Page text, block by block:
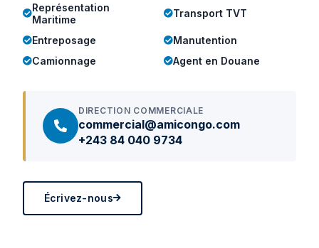
Représentation
Maritime
Transport TVT
Entreposage
Manutention
Camionnage
Agent en Douane
DIRECTION COMMERCIALE
commercial@amicongo.com
+243 84 040 9734
Écrivez-nous